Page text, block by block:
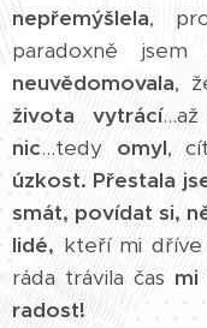
nepřemýšlela,
paradoxně
neuvědomovala,
života vytrácí
nic...tedy omyl,
úzkost. Přestala
smát, povídat si,
lidé, kteří mi
ráda trávila čas mi
radost!